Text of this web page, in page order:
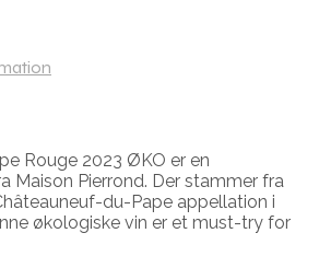
Rouge 2023 ØKO er en
Maison Pierrond. Der stammer fra
du-Pape appellation i
økologiske vin er et must-try for